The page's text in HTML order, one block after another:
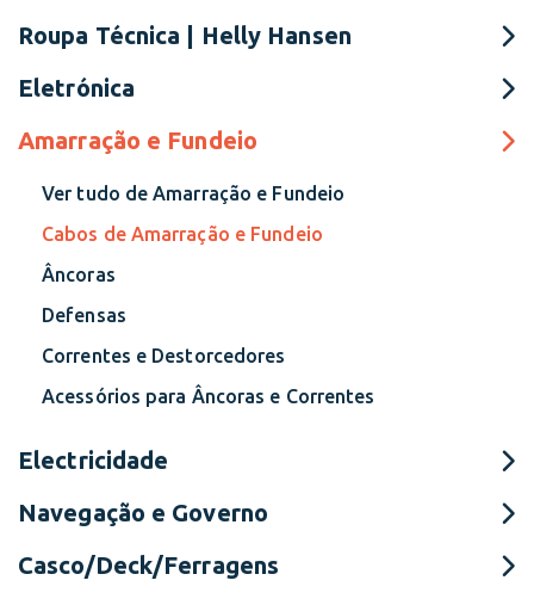
Roupa Técnica | Helly Hansen
Eletrónica
Amarração e Fundeio
Ver tudo de Amarração e Fundeio
Cabos de Amarração e Fundeio
Âncoras
Defensas
Correntes e Destorcedores
Acessórios para Âncoras e Correntes
Electricidade
Navegação e Governo
Casco/Deck/Ferragens